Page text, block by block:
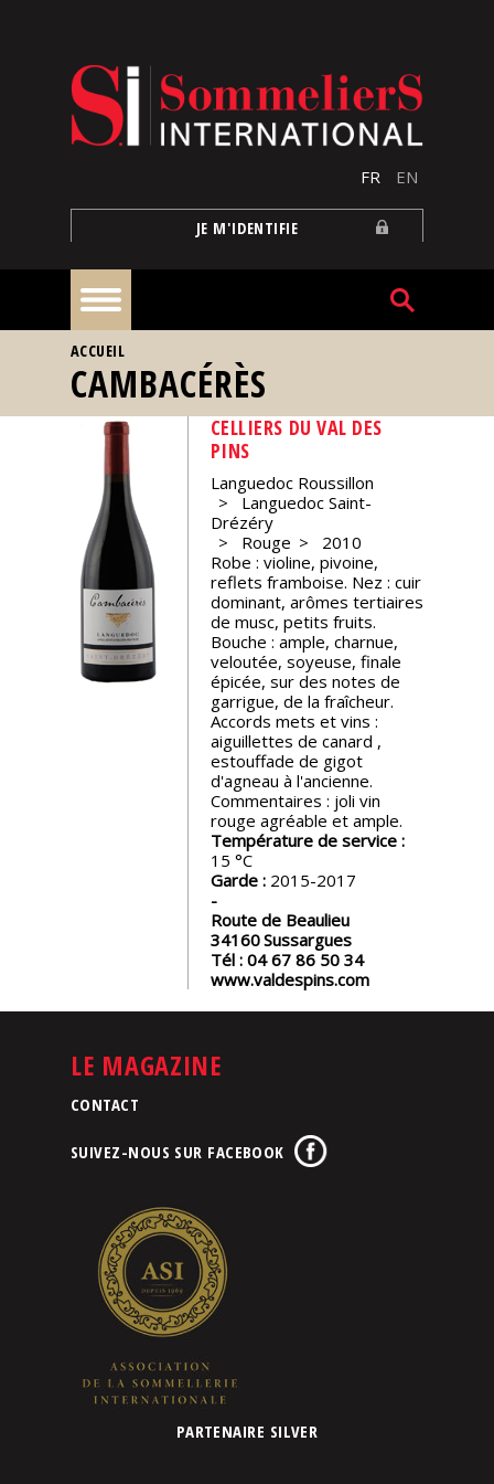
FR EN
JE M'IDENTIFIE
À
la
une
Reportages
Nos
événements
Spiritueux
Notes
VOUS ÊTES ICI
ACCUEIL
CAMBACÉRÈS
CELLIERS DU VAL DES
PINS
Languedoc Roussillon
Languedoc Saint-
Drézéry
Rouge
2010
Robe : violine, pivoine,
reflets framboise. Nez : cuir
dominant, arômes tertiaires
de musc, petits fruits.
Bouche : ample, charnue,
veloutée, soyeuse, finale
épicée, sur des notes de
garrigue, de la fraîcheur.
Accords mets et vins :
aiguillettes de canard ,
estouffade de gigot
d'agneau à l'ancienne.
Commentaires : joli vin
rouge agréable et ample.
Température de service :
15
Garde : 2015-2017
Route de Beaulieu
34160Sussargues
Tél : 04 67 86 50 34
www.valdespins.com
LE MAGAZINE
CONTACT
SUIVEZ-NOUS SUR FACEBOOK
PARTENAIRE SILVER